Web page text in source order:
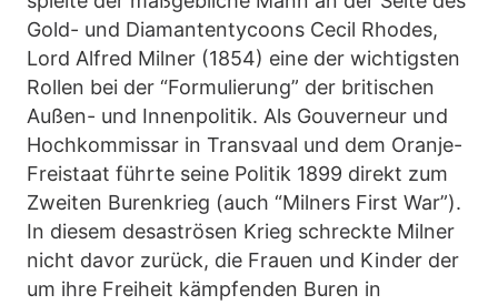
Gold- und Diamantentycoons Cecil Rhodes,
Lord Alfred Milner (1854) eine der wichtigsten
Rollen bei der “Formulierung” der britischen
Außen- und Innenpolitik. Als Gouverneur und
Hochkommissar in Transvaal und dem Oranje-
Freistaat führte seine Politik 1899 direkt zum
Zweiten Burenkrieg (auch “Milners First War”).
In diesem desaströsen Krieg schreckte Milner
nicht davor zurück, die Frauen und Kinder der
um ihre Freiheit kämpfenden Buren in